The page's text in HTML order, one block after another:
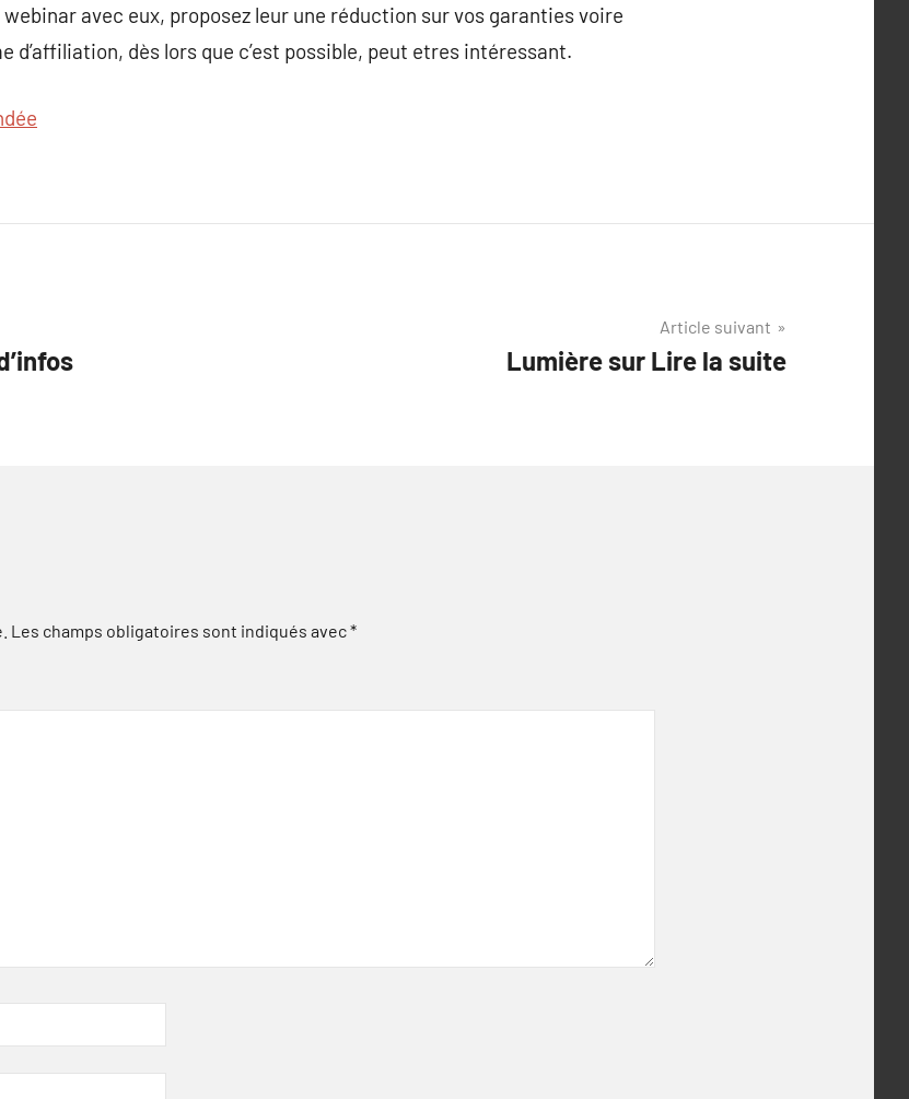
avec eux, proposez leur une réduction sur vos garanties voire
d’affiliation, dès lors que c’est possible, peut etres intéressant.
Article suivant
Lumière sur Lire la suite
Les champs obligatoires sont indiqués avec*